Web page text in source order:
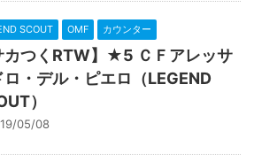
SCOUT OMF カウンター
カつくRTW】★5 ＣＦアレッサ
ロ・デル・ピエロ（LEGEND
）
05/08